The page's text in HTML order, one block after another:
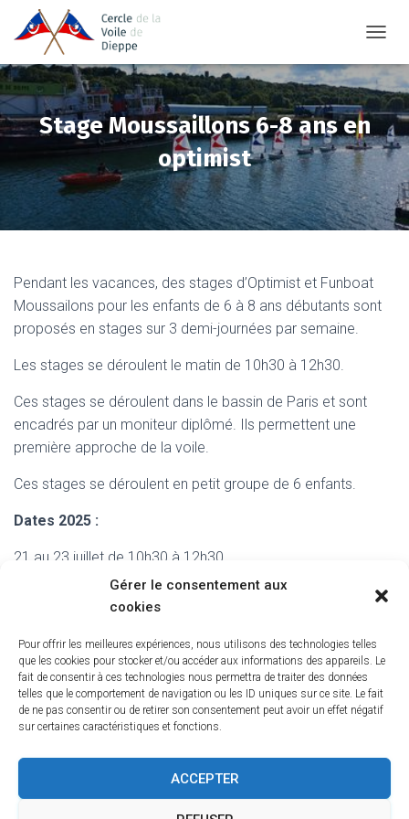
Gérer le consentement aux
cookies
Pour offrir les meilleures expériences, nous utilisons des technologies telles
que les cookies pour stocker et/ou accéder aux informations des appareils. Le
fait de consentir à ces technologies nous permettra de traiter des données
telles que le comportement de navigation ou les ID uniques sur ce site. Le fait
de ne pas consentir ou de retirer son consentement peut avoir un effet négatif
sur certaines caractéristiques et fonctions.
ACCEPTER
Stage Moussaillons 6-8 ans en
optimist
Pendant les vacances, des stages d’Optimist et Funboat
Moussailons pour les enfants de 6 à 8 ans débutants sont
proposés en stages sur 3 demi-journées par semaine.
Les stages se déroulent le matin de 10h30 à 12h30.
Ces stages se déroulent dans le bassin de Paris et sont
encadrés par un moniteur diplômé. Ils permettent une
première approche de la voile.
Ces stages se déroulent en petit groupe de 6 enfants.
Dates 2025 :
21 au 23 juillet de 10h30 à 12h30
4 au 6 aout de 10h30 à 12h30
Réservez en ligne